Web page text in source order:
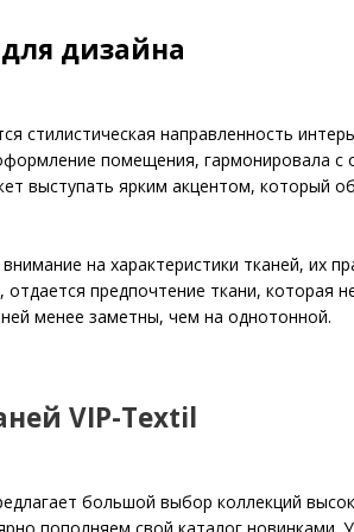
дизайна
стилистическая направленность
помещения, гармонировала
выступать ярким акцентом, который
на характеристики тканей, их
предпочтение ткани, которая
менее заметны, чем на однотонной.
VIP-Textil
большой выбор коллекций